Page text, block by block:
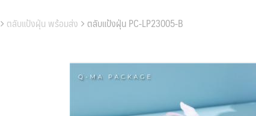
ตลับแป้งฝุ่น พร้อมส่ง ตลับแป้งฝุ่น PC-LP23005-B